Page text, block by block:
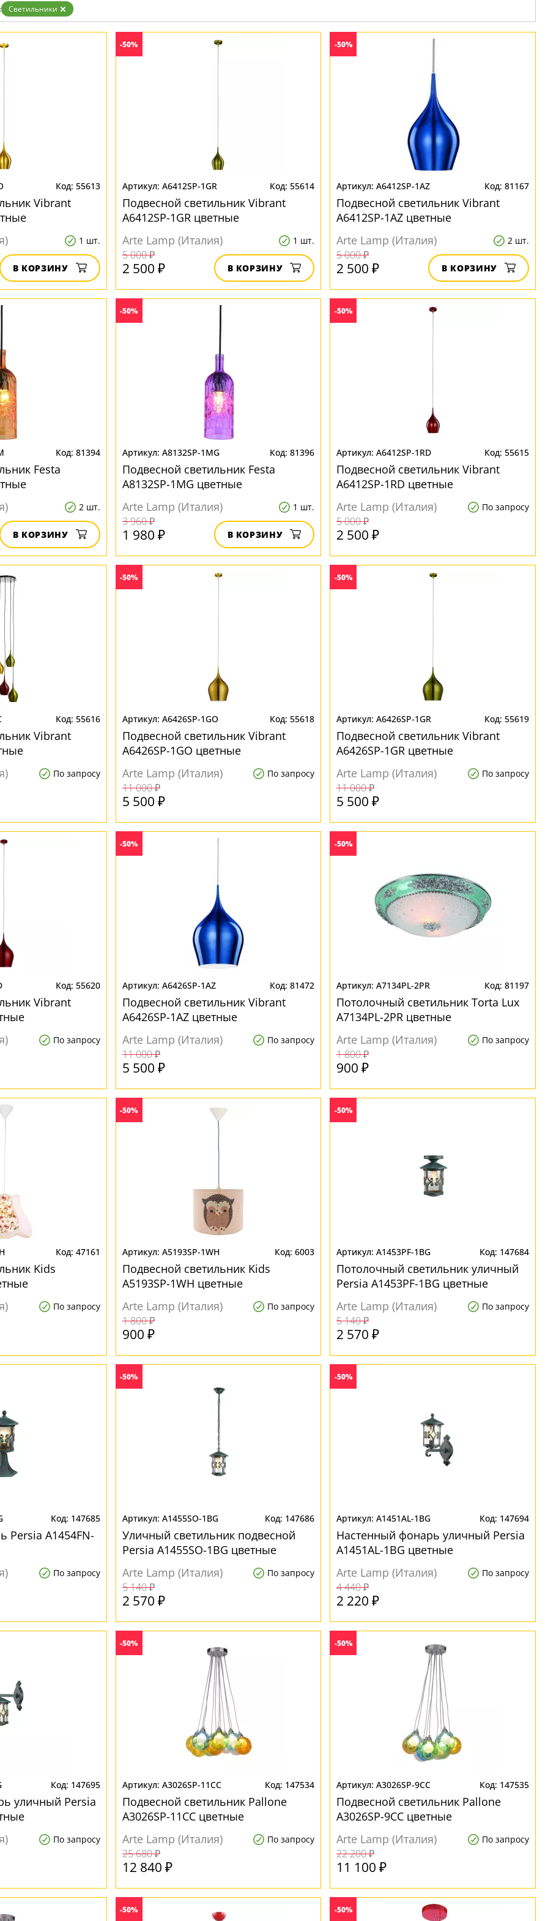
Бронза
Золото
Прозрачные
Светильники
55613
Vibrant
1 шт.
В КОРЗИНУ
-50%
A6412SP-1GR 55614
Подвесной светильник Vibrant
A6412SP-1GR цветные
Arte Lamp (Италия)
1 шт.
5 000 ₽
2 500 ₽ В КОРЗИНУ
-50%
A6412SP-1AZ 81167
Подвесной светильник Vibrant
A6412SP-1AZ цветные
Arte Lamp (Италия)
2 шт.
5 000 ₽
2 500 ₽ В КОРЗИНУ
81394
Festa
2 шт.
В КОРЗИНУ
-50%
A8132SP-1MG 81396
Подвесной светильник Festa
A8132SP-1MG цветные
Arte Lamp (Италия)
1 шт.
3 960 ₽
1 980 ₽ В КОРЗИНУ
-50%
A6412SP-1RD 55615
Подвесной светильник Vibrant
A6412SP-1RD цветные
Arte Lamp (Италия)
По запросу
5 000 ₽
2 500 ₽
55616
Vibrant
По запросу
-50%
A6426SP-1GO 55618
Подвесной светильник Vibrant
A6426SP-1GO цветные
Arte Lamp (Италия)
По запросу
11 000 ₽
5 500 ₽
-50%
A6426SP-1GR 55619
Подвесной светильник Vibrant
A6426SP-1GR цветные
Arte Lamp (Италия)
По запросу
11 000 ₽
5 500 ₽
55620
Vibrant
По запросу
-50%
A6426SP-1AZ 81472
Подвесной светильник Vibrant
A6426SP-1AZ цветные
Arte Lamp (Италия)
По запросу
11 000 ₽
5 500 ₽
-50%
A7134PL-2PR 81197
Потолочный светильник Torta Lux
A7134PL-2PR цветные
Arte Lamp (Италия)
По запросу
1 800 ₽
900 ₽
47161
Kids
По запросу
-50%
A5193SP-1WH 6003
Подвесной светильник Kids
A5193SP-1WH цветные
Arte Lamp (Италия)
По запросу
1 800 ₽
900 ₽
-50%
A1453PF-1BG 147684
Потолочный светильник уличный
Persia A1453PF-1BG цветные
Arte Lamp (Италия)
По запросу
5 140 ₽
2 570 ₽
147685
Persia A1454FN-
По запросу
-50%
A1455SO-1BG 147686
Уличный светильник подвесной
Persia A1455SO-1BG цветные
Arte Lamp (Италия)
По запросу
5 140 ₽
2 570 ₽
-50%
A1451AL-1BG 147694
Настенный фонарь уличный Persia
A1451AL-1BG цветные
Arte Lamp (Италия)
По запросу
4 440 ₽
2 220 ₽
147695
уличный Persia
По запросу
-50%
A3026SP-11CC 147534
Подвесной светильник Pallone
A3026SP-11CC цветные
Arte Lamp (Италия)
По запросу
25 680 ₽
12 840 ₽
-50%
A3026SP-9CC 147535
Подвесной светильник Pallone
A3026SP-9CC цветные
Arte Lamp (Италия)
По запросу
22 200 ₽
11 100 ₽
-50% -50%